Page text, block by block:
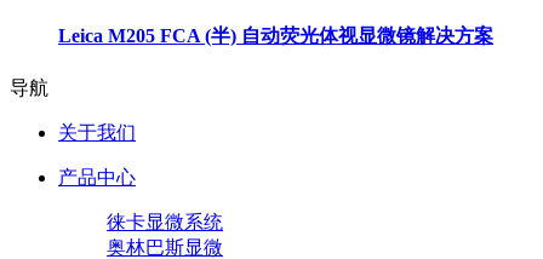
Leica M205 FCA (半) 自动荧光体视显微镜解决方案
导航
关于我们
产品中心
徕卡显微系统
奥林巴斯显微